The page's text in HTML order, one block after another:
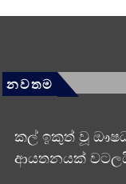
නවතම
කල් ඉකුත් වූ
ආයතනයක්